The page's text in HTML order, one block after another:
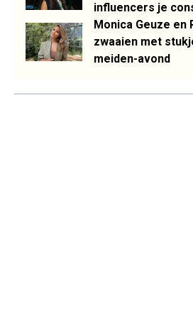
influencers je
Monica Geuze en
zwaaien met
meiden-avond